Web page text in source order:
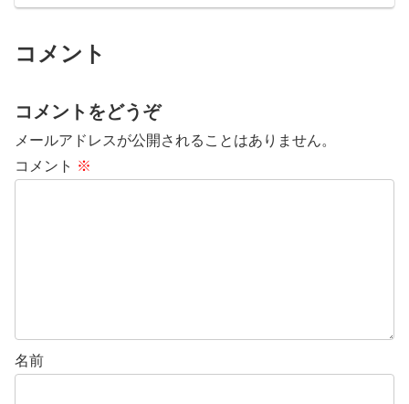
コメント
コメントをどうぞ
メールアドレスが公開されることはありません。
コメント ※
名前